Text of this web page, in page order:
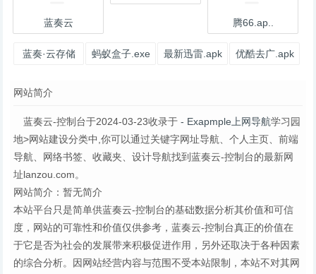
蓝奏云 腾66.ap..
蓝奏·云存储
蚂蚁盒子.exe
最新迅雷.apk
优酷去广.apk
网站简介
蓝奏云-控制台于2024-03-23收录于 - Exapmple上网导航学习园
地>网站建设分类中,你可以通过关键字网址导航、个人主页、前端
导航、网络书签、收藏夹、设计导航找到蓝奏云-控制台的最新网
址lanzou.com。
网站简介：暂无简介
本站平台只是简单供蓝奏云-控制台的基础数据分析其价值和可信
度，网站的可靠性和价值仅供参考，蓝奏云-控制台真正的价值在
于它是否为社会的发展带来积极促进作用，另外还取决于各种因素
的综合分析。因网站经营内容与范围不受本站限制，本站不对其网